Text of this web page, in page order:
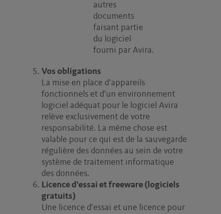
autres
documents
faisant partie
du logiciel
fourni par Avira.
Vos obligations
La mise en place d’appareils
fonctionnels et d’un environnement
logiciel adéquat pour le logiciel Avira
relève exclusivement de votre
responsabilité. La même chose est
valable pour ce qui est de la sauvegarde
régulière des données au sein de votre
système de traitement informatique
des données.
Licence d’essai et freeware (logiciels
gratuits)
Une licence d’essai et une licence pour